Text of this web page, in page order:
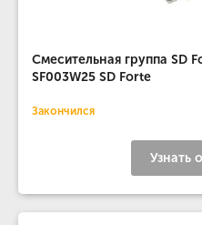
Смесительная группа SD
SF003W25 SD Forte
Закончился
Узнать